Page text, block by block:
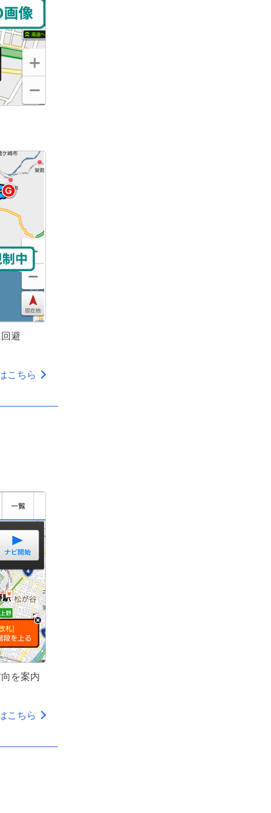
避
こちら
を案内
こちら